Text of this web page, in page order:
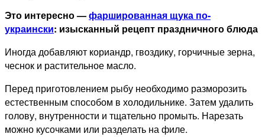
Это интересно —фаршированная щука по-
украински: изысканный рецепт праздничного блюда
Иногда добавляют кориандр, гвоздику, горчичные зерна,
чеснок и растительное масло.
Перед приготовлением рыбу необходимо разморозить
естественным способом в холодильнике. Затем удалить
голову, внутренности и тщательно промыть. Нарезать
можно кусочками или разделать на филе.